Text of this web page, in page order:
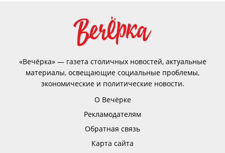
«Вечёрка» — газета столичных новостей, актуальные
материалы, освещающие социальные проблемы,
экономические и политические новости.
О Вечёрке
Рекламодателям
Обратная связь
Карта сайта